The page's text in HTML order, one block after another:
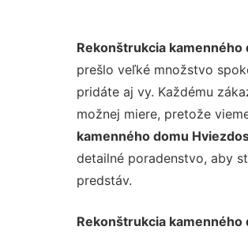
Rekonštrukcia kamenného
prešlo veľké množstvo
pridáte aj vy. Každému
možnej miere, pretože
kamenného domu
detailné poradenstvo, aby
predstáv.
Rekonštrukcia kamenného